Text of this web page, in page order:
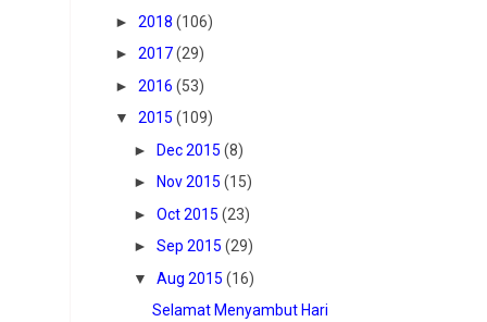
► 2018 (106)
► 2017(29)
► 2016 (53)
▼
2015 (109)
► Dec 2015 (8)
►
Nov 2015 (15)
► Oct 2015 (23)
► Sep 2015 (29)
▼
Aug 2015 (16)
Selamat Menyambut Hari